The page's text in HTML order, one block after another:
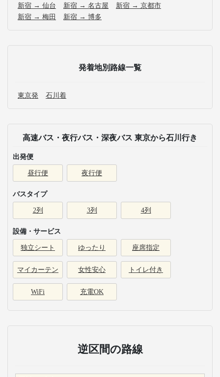
新宿 → 仙台 新宿 → 名古屋
新宿 → 京都市
新宿 → 梅田
新宿 → 博多
発着地別路線一覧
東京発 石川着
高速バス・夜行バス・深夜バス 東京から石川行き
出発便
昼行便 夜行便
バスタイプ
2列 3列 4列
設備・サービス
独立シート ゆったり 座席指定
マイカーテン 女性安心 トイレ付き
WiFi 充電OK
逆区間の路線